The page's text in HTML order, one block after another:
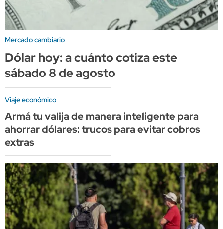
Mercado cambiario
Dólar hoy: a cuánto cotiza este
sábado 8 de agosto
Viaje económico
Armá tu valija de manera inteligente para
ahorrar dólares: trucos para evitar cobros
extras